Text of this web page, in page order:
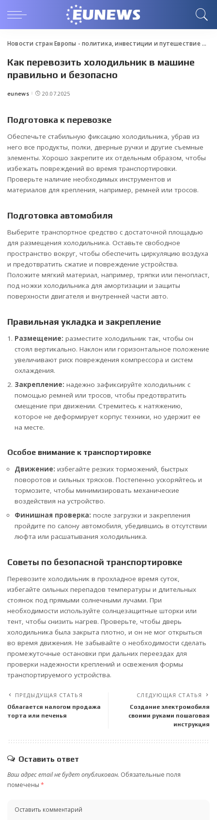
Новости стран Европы - политика, инвестиции и путешествие>
Как перевозить холодильник в машине
правильно и безопасно
Posted
eunews 20.07.2025
Подготовка к перевозке
Обеспечьте стабильную фиксацию холодильника, убрав из
него все продукты, полки, дверные ручки и другие съемные
элементы. Хорошо закрепите их отдельным образом, чтобы
избежать повреждений во время транспортировки.
Проверьте наличие необходимых инструментов и
материалов для крепления, например, ремней или тросов.
Подготовка автомобиля
Выберите транспортное средство с достаточной площадью
для размещения холодильника. Оставьте свободное
пространство вокруг, чтобы обеспечить циркуляцию воздуха
и предотвратить сжатие и повреждение устройства.
Положите мягкий материал, например, тряпки или пенопласт,
под ножки холодильника для амортизации и защиты
поверхности двигателя и внутренней части авто.
Правильная укладка и закрепление
Размещение: разместите холодильник так, чтобы он
стоял вертикально. Наклон или горизонтальное положение
увеличивают риск повреждения компрессора и систем
охлаждения.
Закрепление: надежно зафиксируйте холодильник с
помощью ремней или тросов, чтобы предотвратить
смещение при движении. Стремитесь к натяжению,
которое не деформирует корпус техники, но удержит ее
на месте.
Особое внимание к транспортировке
Движение: избегайте резких торможений, быстрых
поворотов и сильных трясков. Постепенно ускоряйтесь и
тормозите, чтобы минимизировать механические
воздействия на устройство.
Финишная проверка: после загрузки и закрепления
пройдите по салону автомобиля, убедившись в отсутствии
люфта или расшатывания холодильника.
Советы по безопасной транспортировке
Перевозите холодильник в прохладное время суток,
избегайте сильных перепадов температуры и длительных
стоянок под прямыми солнечными лучами. При
необходимости используйте солнцезащитные шторки или
тент, чтобы снизить нагрев. Проверьте, чтобы дверь
холодильника была закрыта плотно, и он не мог открыться
во время движения. Не забывайте о необходимости сделать
промежуточные остановки при дальних переездах для
проверки надежности креплений и освежения формы
транспортируемого устройства.
ПРЕДЫДУЩАЯ СТАТЬЯ
Облагается налогом продажа
торта или печенья
СЛЕДУЮЩАЯ СТАТЬЯ
Создание электромобиля
своими руками пошаговая
инструкция
Оставить ответ
Ваш адрес email не будет опубликован. Обязательные поля
помечены *